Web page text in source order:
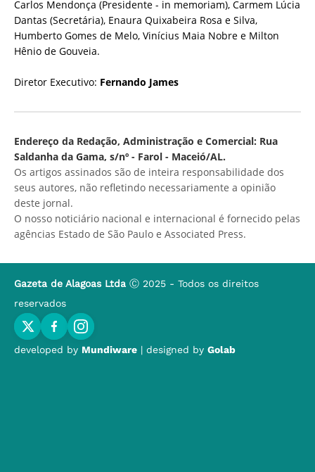
Carlos Mendonça (Presidente - in memoriam), Carmem Lúcia
Dantas (Secretária), Enaura Quixabeira Rosa e Silva,
Humberto Gomes de Melo, Vinícius Maia Nobre e Milton
Hênio de Gouveia.
Diretor Executivo: Fernando James
Endereço da Redação, Administração e Comercial: Rua
Saldanha da Gama, s/nº - Farol - Maceió/AL.
Os artigos assinados são de inteira responsabilidade dos
seus autores, não refletindo necessariamente a opinião
deste jornal.
O nosso noticiário nacional e internacional é fornecido pelas
agências Estado de São Paulo e Associated Press.
Gazeta de Alagoas Ltda Ⓒ 2025 - Todos os direitos
reservados
developed by Mundiware | designed by Golab